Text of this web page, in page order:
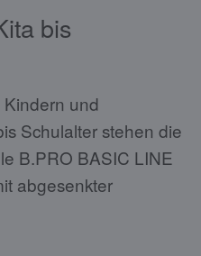
bis
und
Schulalter stehen die
B.PRO BASIC LINE
abgesenkter